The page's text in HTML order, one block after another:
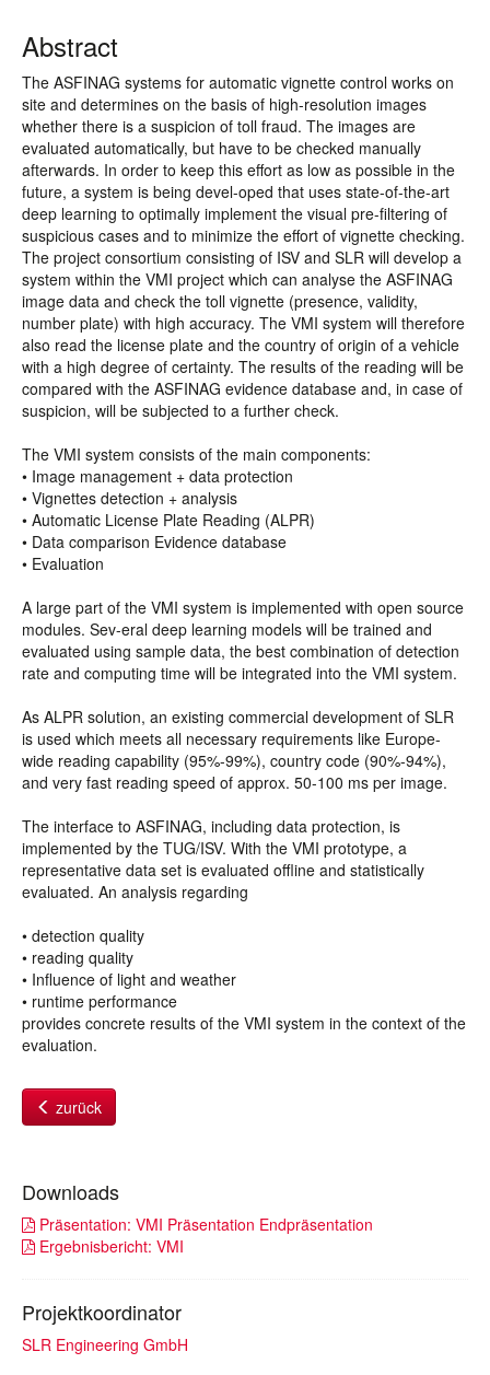
Abstract
The ASFINAG systems for automatic vignette control works on
site and determines on the basis of high-resolution images
whether there is a suspicion of toll fraud. The images are
evaluated automatically, but have to be checked manually
afterwards. In order to keep this effort as low as possible in the
future, a system is being devel-oped that uses state-of-the-art
deep learning to optimally implement the visual pre-filtering of
suspicious cases and to minimize the effort of vignette checking.
The project consortium consisting of ISV and SLR will develop a
system within the VMI project which can analyse the ASFINAG
image data and check the toll vignette (presence, validity,
number plate) with high accuracy. The VMI system will therefore
also read the license plate and the country of origin of a vehicle
with a high degree of certainty. The results of the reading will be
compared with the ASFINAG evidence database and, in case of
suspicion, will be subjected to a further check.
The VMI system consists of the main components:
• Image management + data protection
• Vignettes detection + analysis
• Automatic License Plate Reading (ALPR)
• Data comparison Evidence database
• Evaluation
A large part of the VMI system is implemented with open source
modules. Sev-eral deep learning models will be trained and
evaluated using sample data, the best combination of detection
rate and computing time will be integrated into the VMI system.
As ALPR solution, an existing commercial development of SLR
is used which meets all necessary requirements like Europe-
wide reading capability (95%-99%), country code (90%-94%),
and very fast reading speed of approx. 50-100 ms per image.
The interface to ASFINAG, including data protection, is
implemented by the TUG/ISV. With the VMI prototype, a
representative data set is evaluated offline and statistically
evaluated. An analysis regarding
• detection quality
• reading quality
• Influence of light and weather
• runtime performance
provides concrete results of the VMI system in the context of the
evaluation.
zurück
Downloads
Präsentation: VMI Präsentation Endpräsentation
Ergebnisbericht: VMI
Projektkoordinator
SLR Engineering GmbH